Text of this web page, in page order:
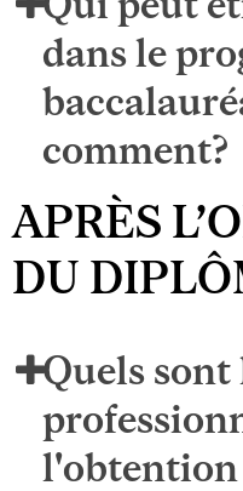
dans le
comment?
APRÈS
DU
Quels sont
l'obtention